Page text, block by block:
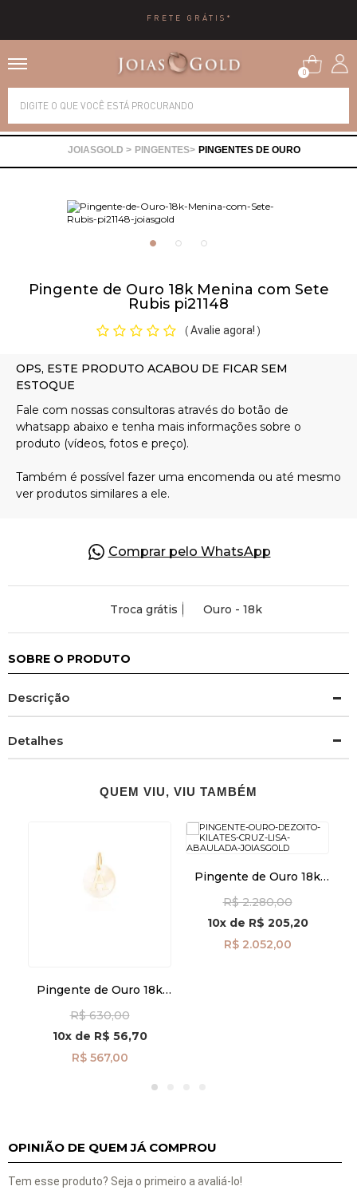
FRETE GRÁTIS*
0
PINGENTES PINGENTES DE OURO
Pingente de Ouro 18k Menina com Sete
Rubis pi21148
( Avalie agora! )
Comprar pelo WhatsApp
Troca grátis Ouro - 18k
SOBRE O PRODUTO
Descrição
Detalhes
QUEM VIU, VIU TAMBÉM
Pingente de Ouro 18k
Pendurada pi24475
R$ 630,00
10xde R$ 56,70
R$ 567,00
Pingente de Ouro 18k
pi24501
R$ 2.280,00
10xde R$ 205,20
R$ 2.052,00
OPINIÃO DE QUEM JÁ COMPROU
Tem esse produto? Seja o primeiro a avaliá-lo!
Alianças
Brincos
Piercing
Pedras Preciosas
Presente